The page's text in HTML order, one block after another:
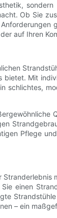
Ob Sie
auf Ihren
Mit
schlichtes,
Pflege
einen
– ein